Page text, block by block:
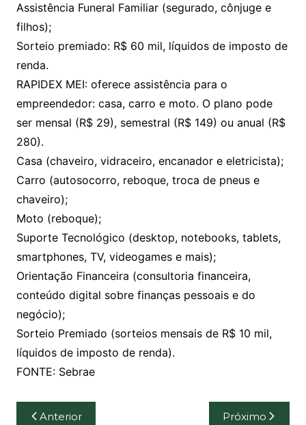
Assistência Funeral Familiar (segurado, cônjuge e
filhos);
Sorteio premiado: R$ 60 mil, líquidos de imposto de
renda.
RAPIDEX MEI: oferece assistência para o
empreendedor: casa, carro e moto. O plano pode
ser mensal (R$ 29), semestral (R$ 149) ou anual (R$
280).
Casa (chaveiro, vidraceiro, encanador e eletricista);
Carro (autosocorro, reboque, troca de pneus e
chaveiro);
Moto (reboque);
Suporte Tecnológico (desktop, notebooks, tablets,
smartphones, TV, videogames e mais);
Orientação Financeira (consultoria financeira,
conteúdo digital sobre finanças pessoais e do
negócio);
Sorteio Premiado (sorteios mensais de R$ 10 mil,
líquidos de imposto de renda).
FONTE: Sebrae
Navegação
Anterior Próximo